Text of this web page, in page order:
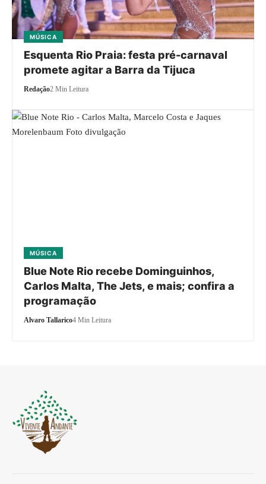
MÚSICA
Esquenta Rio Praia: festa pré-carnaval
promete agitar a Barra da Tijuca
Redação2 Min Leitura
MÚSICA
Blue Note Rio recebe Dominguinhos,
Carlos Malta, The Jets, e mais; confira a
programação
Alvaro Tallarico4 Min Leitura